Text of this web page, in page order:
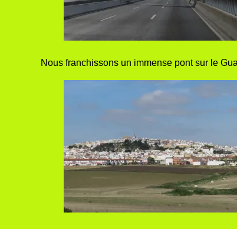
Nous franchissons un immense pont sur le